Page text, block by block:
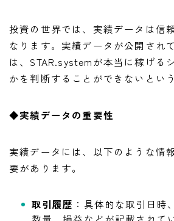
投資の世界では、実績データは信
なります。実績データが公開され
は、STAR.systemが本当に稼げる
かを判断することができないとい
◆実績データの重要性
実績データには、以下のような情
要があります。
取引履歴 ：具体的な取引日時